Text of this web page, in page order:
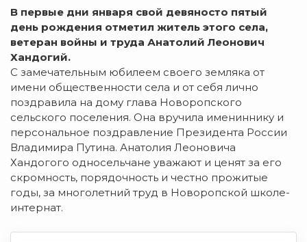
В первые дни января свой девяносто пятый
день рождения отметил житель этого села,
ветеран войны и труда Анатолий Леонович
Хандогий.
С замечательным юбилеем своего земляка от
имени общественности села и от себя лично
поздравила на дому глава Новоропского
сельского поселения. Она вручила имениннику и
персональное поздравление Президента России
Владимира Путина. Анатолия Леоновича
Хандогого односельчане уважают и ценят за его
скромность, порядочность и честно прожитые
годы, за многолетний труд в Новоропской школе-
интернат.